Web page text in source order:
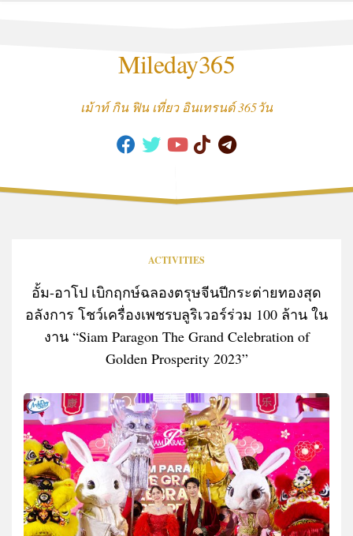
Mileday365
เม้าท์ กิน ฟิน เที่ยว อินเทรนด์ 365วัน
ACTIVITIES
อั้ม-อาโป เบิกฤกษ์ฉลองตรุษจีนปีกระต่ายทองสุด
อลังการ โชว์เครื่องเพชรบลูริเวอร์ร่วม 100 ล้าน ใน
งาน “Siam Paragon The Grand Celebration of
Golden Prosperity 2023”